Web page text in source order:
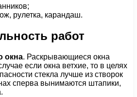
рулетка, карандаш.
работ
окна. Раскрывающиеся окна
если окна ветхие, то в целях
стекла лучше из створок
сперва вынимаются штапики,